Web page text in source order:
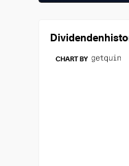
CHART BY